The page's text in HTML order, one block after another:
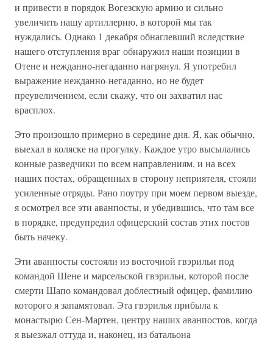
и привести в порядок Вогезскую армию и сильно
увеличить нашу артиллерию, в которой мы так
нуждались. Однако 1 декабря обнаглевший вследствие
нашего отступления враг обнаружил наши позиции в
Отене и нежданно-негаданно нагрянул. Я употребил
выражение нежданно-негаданно, но не будет
преувеличением, если скажу, что он захватил нас
врасплох.
Это произошло примерно в середине дня. Я, как обычно,
выехал в коляске на прогулку. Каждое утро высылались
конные разведчики по всем направлениям, и на всех
наших постах, обращенных в сторону неприятеля, стояли
усиленные отряды. Рано поутру при моем первом выезде,
я осмотрел все эти аванпосты, и убедившись, что там все
в порядке, предупредил офицерский состав этих постов
быть начеку.
Эти аванпосты состояли из восточной гвэрильи под
командой Шене и марсельской гвэрильи, которой после
смерти Шапо командовал доблестный офицер, фамилию
которого я запамятовал. Эта гвэрилья прибыла к
монастырю Сен-Мартен, центру наших аванпостов, когда
я выезжал оттуда и, наконец, из батальона